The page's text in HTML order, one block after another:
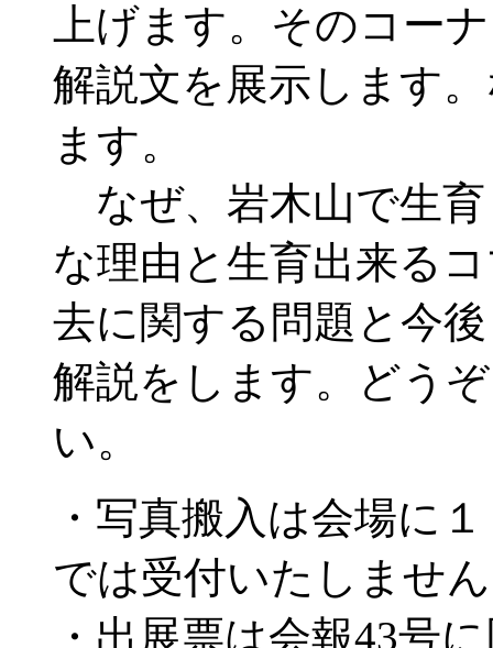
上げます。そのコー
解説文を展示します
ます。
なぜ、岩木山で生
な理由と生育出来る
去に関する問題と今
解説をします。どう
い。
・写真搬入は会場に
では受付いたしませ
・出展票は会報43号